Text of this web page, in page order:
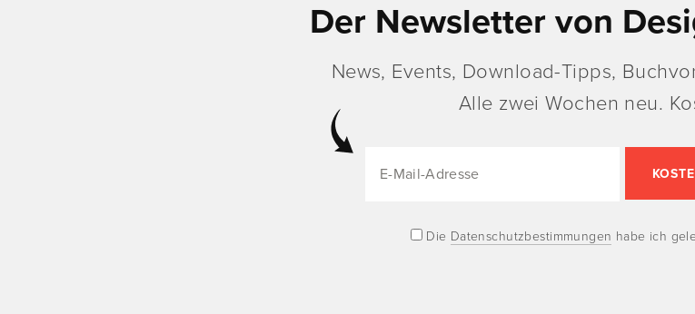
Der Newsletter von
News, Events, Download-Tipps,
Alle zwei Wochen neu.
Die Datenschutzbestimmungen habe ich